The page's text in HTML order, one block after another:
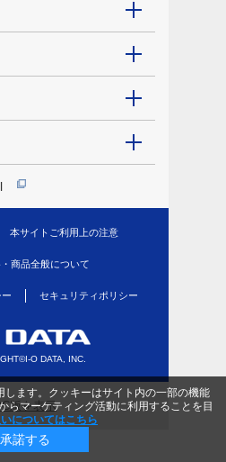
本サイトご利用上の注意
商品全般について
セキュリティポリシー
O DATA, INC.
ます。クッキーはサイト内の一部の機能
らマーケティング活動に利用することを目
についてはこちら
承諾する
版を表示